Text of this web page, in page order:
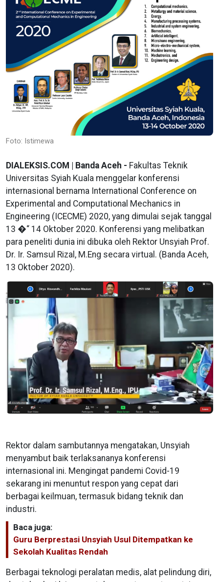
Foto: Istimewa
DIALEKSIS.COM | Banda Aceh - Fakultas Teknik
Universitas Syiah Kuala menggelar konferensi
internasional bernama International Conference on
Experimental and Computational Mechanics in
Engineering (ICECME) 2020, yang dimulai sejak tanggal
13 �“ 14 Oktober 2020. Konferensi yang melibatkan
para peneliti dunia ini dibuka oleh Rektor Unsyiah Prof.
Dr. Ir. Samsul Rizal, M.Eng secara virtual. (Banda Aceh,
13 Oktober 2020).
Rektor dalam sambutannya mengatakan, Unsyiah
menyambut baik terlaksananya konferensi
internasional ini. Mengingat pandemi Covid-19
sekarang ini menuntut respon yang cepat dari
berbagai keilmuan, termasuk bidang teknik dan
industri.
Baca juga:
Guru Berprestasi Unsyiah Usul Ditempatkan ke
Sekolah Kualitas Rendah
Berbagai teknologi peralatan medis, alat pelindung diri,